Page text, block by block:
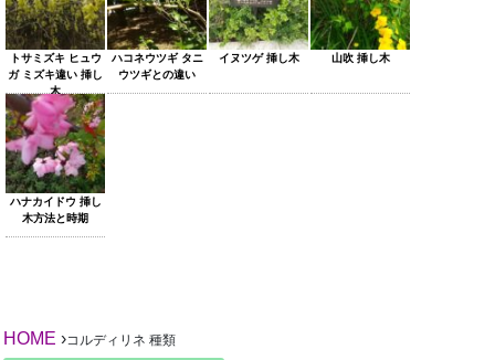
トサミズキ ヒュウ
ガ ミズキ違い 挿し
木
ハコネウツギ タニ
ウツギとの違い
イヌツゲ 挿し木 山吹 挿し木
ハナカイドウ 挿し
木方法と時期
HOME ›コルディリネ 種類